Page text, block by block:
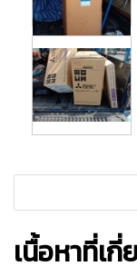
เนื้อหาที่เ